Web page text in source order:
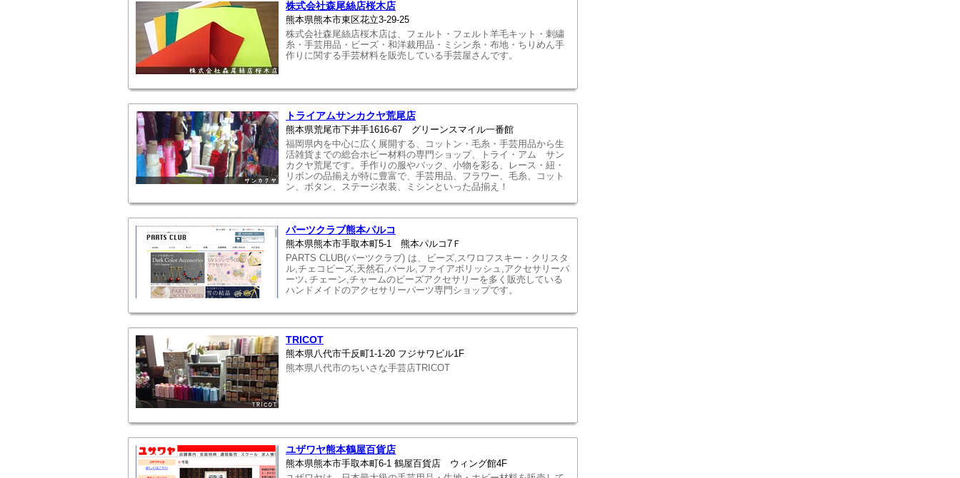
株式会社森尾絲店桜木店
熊本県熊本市東区花立3-29-25
株式会社森尾絲店桜木店は、フェルト・フェルト羊毛キット・刺繍
糸・手芸用品・ビーズ・和洋裁用品・ミシン糸・布地・ちりめん手
作りに関する手芸材料を販売している手芸屋さんです。
トライアムサンカクヤ荒尾店
熊本県荒尾市下井手1616-67 グリーンスマイル一番館
福岡県内を中心に広く展開する、コットン・毛糸・手芸用品から生
活雑貨までの総合ホビー材料の専門ショップ、トライ・アム サン
カクヤ荒尾です。手作りの服やバック、小物を彩る、レース・紐・
リボンの品揃えが特に豊富で、手芸用品、フラワー、毛糸、コット
ン、ボタン、ステージ衣装、ミシンといった品揃え！
パーツクラブ熊本パルコ
熊本県熊本市手取本町5-1 熊本パルコ7Ｆ
PARTS CLUB(パーツクラブ) は、ビーズ,スワロフスキー・クリスタ
ル,チェコビーズ,天然石,パール,ファイアボリッシュ,アクセサリーパ
ーツ､チェーン,チャームのビーズアクセサリーを多く販売している
ハンドメイドのアクセサリーパーツ専門ショップです。
TRICOT
熊本県八代市千反町1-1-20 フジサワビル1F
熊本県八代市のちいさな手芸店TRICOT
ユザワヤ熊本鶴屋百貨店
熊本県熊本市手取本町6-1 鶴屋百貨店 ウィング館4F